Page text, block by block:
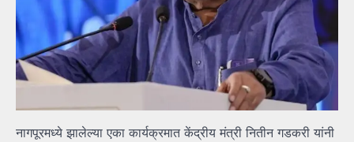
नागपूरमध्ये झालेल्या एका कार्यक्रमात केंद्रीय मंत्री नितीन गडकरी यांनी